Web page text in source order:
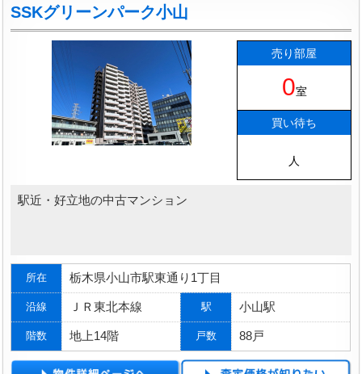
SSKグリーンパーク小山
売り部屋
0室
買い待ち
人
駅近・好立地の中古マンション
所在 栃木県小山市駅東通り1丁目
沿線 ＪＲ東北本線 駅 小山駅
階数 地上14階 戸数 88戸